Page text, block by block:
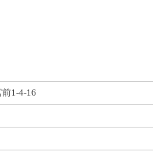
1-4-16